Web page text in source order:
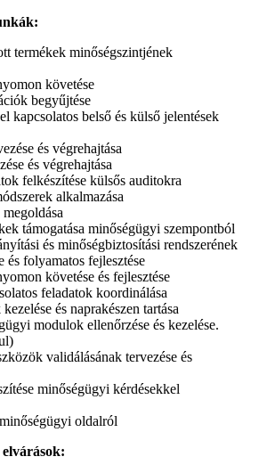
termékek minőségszintjének
követése
begyűjtése
kapcsolatos belső és külső jelentések
és végrehajtása
és végrehajtása
felkészítése külsős auditokra
alkalmazása
támogatása minőségügyi szempontból
és minőségbiztosítási rendszerének
és folyamatos fejlesztése
követése és fejlesztése
feladatok koordinálása
és naprakészen tartása
modulok ellenőrzése és kezelése.
validálásának tervezése és
minőségügyi kérdésekkel
oldalról